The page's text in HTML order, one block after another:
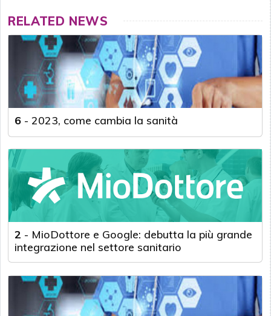
RELATED NEWS
6 - 2023, come cambia la sanità
2 - MioDottore e Google: debutta la più grande
integrazione nel settore sanitario